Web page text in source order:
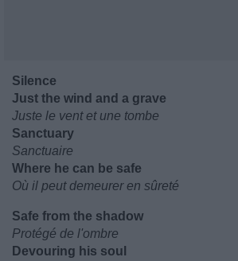
Silence
Just the wind and a grave
Juste le vent et une tombe
Sanctuary
Sanctuaire
Where he can be safe
Où il peut demeurer en sûreté
Safe from the shadow
Protégé de l'ombre
Devouring his soul